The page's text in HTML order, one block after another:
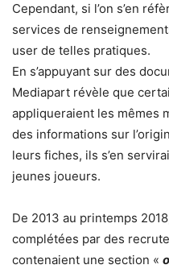
Cependant, si l’on s’en
services de
user de telles pratiques.
En s’appuyant sur des
Mediapart révèle que
appliqueraient les mêmes
des informations sur
leurs fiches, ils s’en
jeunes joueurs.
De 2013 au printemps
complétées par des
contenaient une section «